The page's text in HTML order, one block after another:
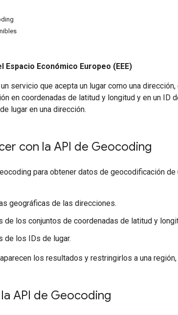
Espacio Económico Europeo (EEE)
un servicio que acepta un lugar como una
en coordenadas de latitud y longitud y en un
lugar en una dirección.
con la API de Geocoding
para obtener datos de geocodificación
geográficas de las direcciones.
de los conjuntos de coordenadas de latitud y
de los IDs de lugar.
los resultados y restringirlos a una
API de Geocoding